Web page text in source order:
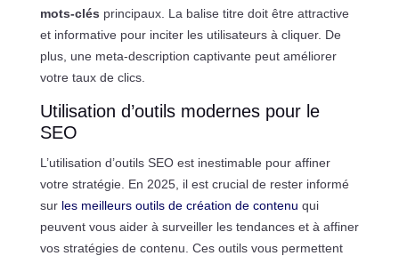
mots-clés principaux. La balise titre doit être attractive
et informative pour inciter les utilisateurs à cliquer. De
plus, une meta-description captivante peut améliorer
votre taux de clics.
Utilisation d’outils modernes pour le
SEO
L’utilisation d’outils SEO est inestimable pour affiner
votre stratégie. En 2025, il est crucial de rester informé
sur les meilleurs outils de création de contenu qui
peuvent vous aider à surveiller les tendances et à affiner
vos stratégies de contenu. Ces outils vous permettent